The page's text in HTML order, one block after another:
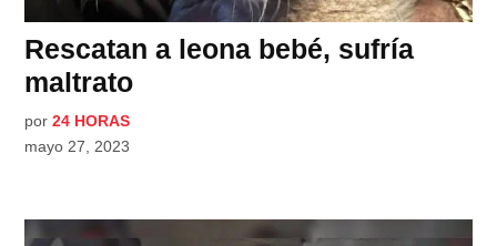
Rescatan a leona bebé, sufría
maltrato
por 24 HORAS
mayo 27, 2023